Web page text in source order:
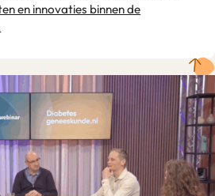
en innovaties binnen de